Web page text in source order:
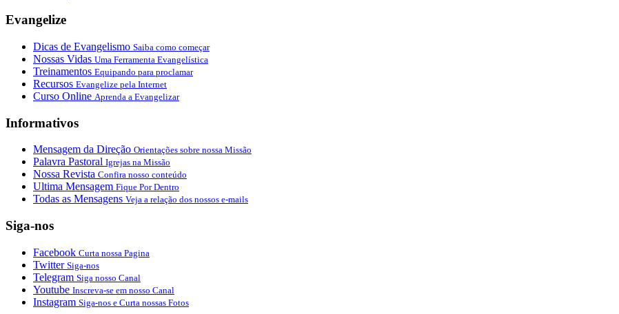
Evangelize
Dicas de Evangelismo Saiba como começar
Nossas Vidas Uma Ferramenta Evangelística
Treinamentos Equipando para proclamar
Recursos Evangelize pela Internet
Curso Online Aprenda a Evangelizar
Informativos
Mensagem da Direção Orientações sobre nossa Missão
Palavra Pastoral Igrejas na Missão
Nossa Revista Confira nosso conteúdo
Ultima Mensagem Fique Por Dentro
Todas as Mensagens Veja a relação dos nossos e-mails
Siga-nos
Facebook Curta nossa Pagina
Twitter Siga-nos
Telegram Siga nosso Canal
Youtube Inscreva-se em nosso Canal
Instagram Siga-nos e Curta nossas Fotos